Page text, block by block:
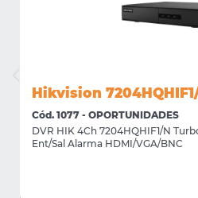
Hikvision
Cód. 1077 - OPORTUNIDADES
DVR HIK 4Ch 7204HQHIF1/N
Ent/Sal Alarma HDMI/VGA/BNC